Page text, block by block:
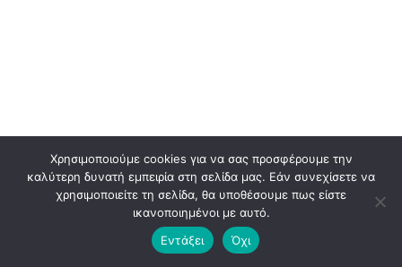
© 2026 BLADEADV. ALL RIGHTS RESERVED. PREMIUM BRANDING & DESIGN
AGENCY.
Χρησιμοποιούμε cookies για να σας προσφέρουμε την
καλύτερη δυνατή εμπειρία στη σελίδα μας. Εάν συνεχίσετε να
χρησιμοποιείτε τη σελίδα, θα υποθέσουμε πως είστε
ικανοποιημένοι με αυτό.
Εντάξει
Όχι